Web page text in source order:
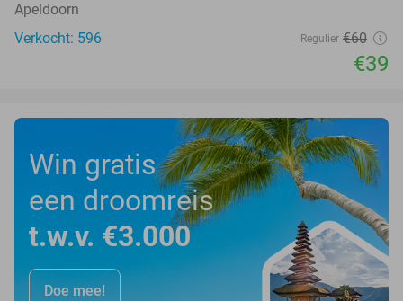
Apeldoorn
Verkocht: 596
Regulier €60
€39
Win gratis
een droomreis
t.w.v. €3.000
Doe mee!